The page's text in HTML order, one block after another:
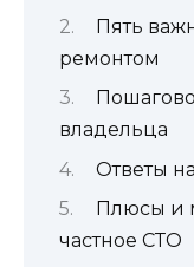
Пять
ремонтом
владельца
Ответы
Плюсы и
частное СТО